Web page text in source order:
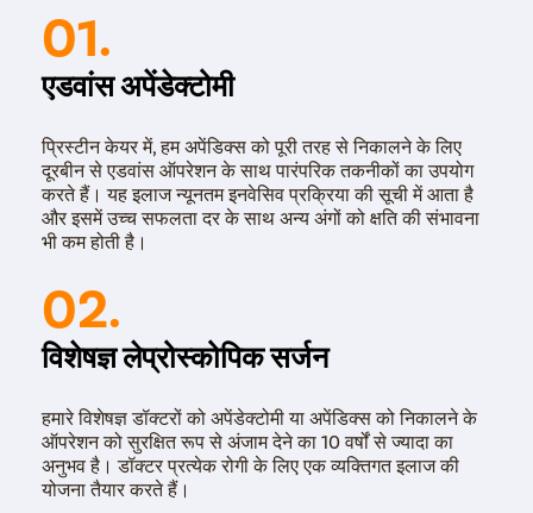
हालांकि, यदि अपेंडिक्स फट गयी है अथवा उसका आकार बहुत बड़ा है तो
उपचार के लिए डॉक्टर ओपन सर्जरी की सलाह दे सकते हैं।
01.
एडवांस अपेंडेक्टोमी
प्रिस्टीन केयर में, हम अपेंडिक्स को पूरी तरह से निकालने के लिए
दूरबीन से एडवांस ऑपरेशन के साथ पारंपरिक तकनीकों का उपयोग
करते हैं। यह इलाज न्यूनतम इनवेसिव प्रक्रिया की सूची में आता है
और इसमें उच्च सफलता दर के साथ अन्य अंगों को क्षति की संभावना
भी कम होती है।
02.
विशेषज्ञ लेप्रोस्कोपिक सर्जन
हमारे विशेषज्ञ डॉक्टरों को अपेंडेक्टोमी या अपेंडिक्स को निकालने के
ऑपरेशन को सुरक्षित रूप से अंजाम देने का 10 वर्षों से ज्यादा का
अनुभव है। डॉक्टर प्रत्येक रोगी के लिए एक व्यक्तिगत इलाज की
योजना तैयार करते हैं।